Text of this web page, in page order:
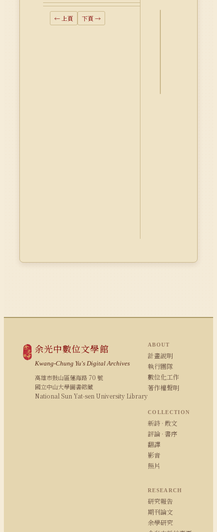
← 上頁 下頁 →
余光中數位文學館
Kwang-Chung Yu's Digital Archives
高雄市鼓山區蓮海路 70 號
國立中山大學圖書館藏
National Sun Yat-sen University Library
ABOUT
計畫說明
執行團隊
數位化工作
著作權聲明
COLLECTION
新詩 · 散文
評論 · 書序
翻譯
影音
照片
RESEARCH
研究報告
期刊論文
余學研究